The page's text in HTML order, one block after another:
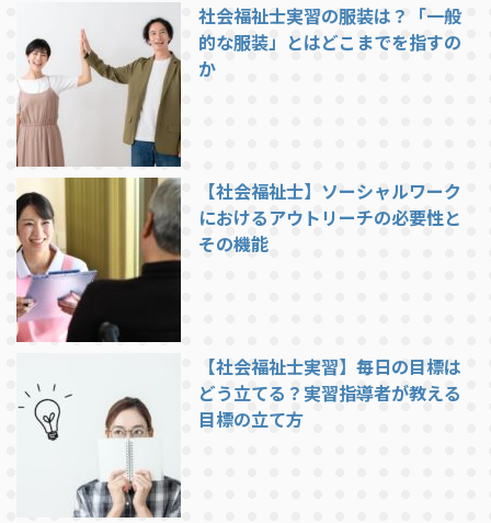
社会福祉士実習の服装は？「一般
的な服装」とはどこまでを指すの
か
【社会福祉士】ソーシャルワーク
におけるアウトリーチの必要性と
その機能
【社会福祉士実習】毎日の目標は
どう立てる？実習指導者が教える
目標の立て方